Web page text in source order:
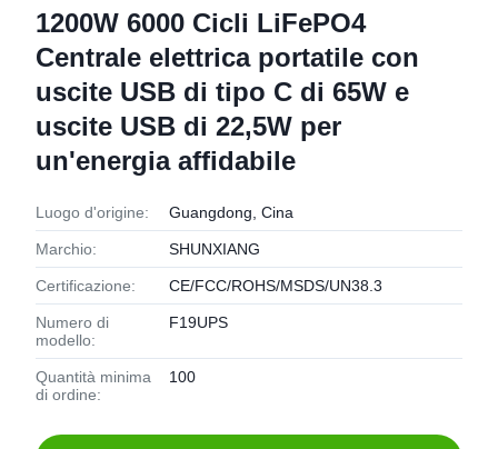
1200W 6000 Cicli LiFePO4
Centrale elettrica portatile con
uscite USB di tipo C di 65W e
uscite USB di 22,5W per
un'energia affidabile
Luogo d'origine: Guangdong, Cina
Marchio: SHUNXIANG
Certificazione: CE/FCC/ROHS/MSDS/UN38.3
Numero di
modello:
F19UPS
Quantità minima
di ordine:
100